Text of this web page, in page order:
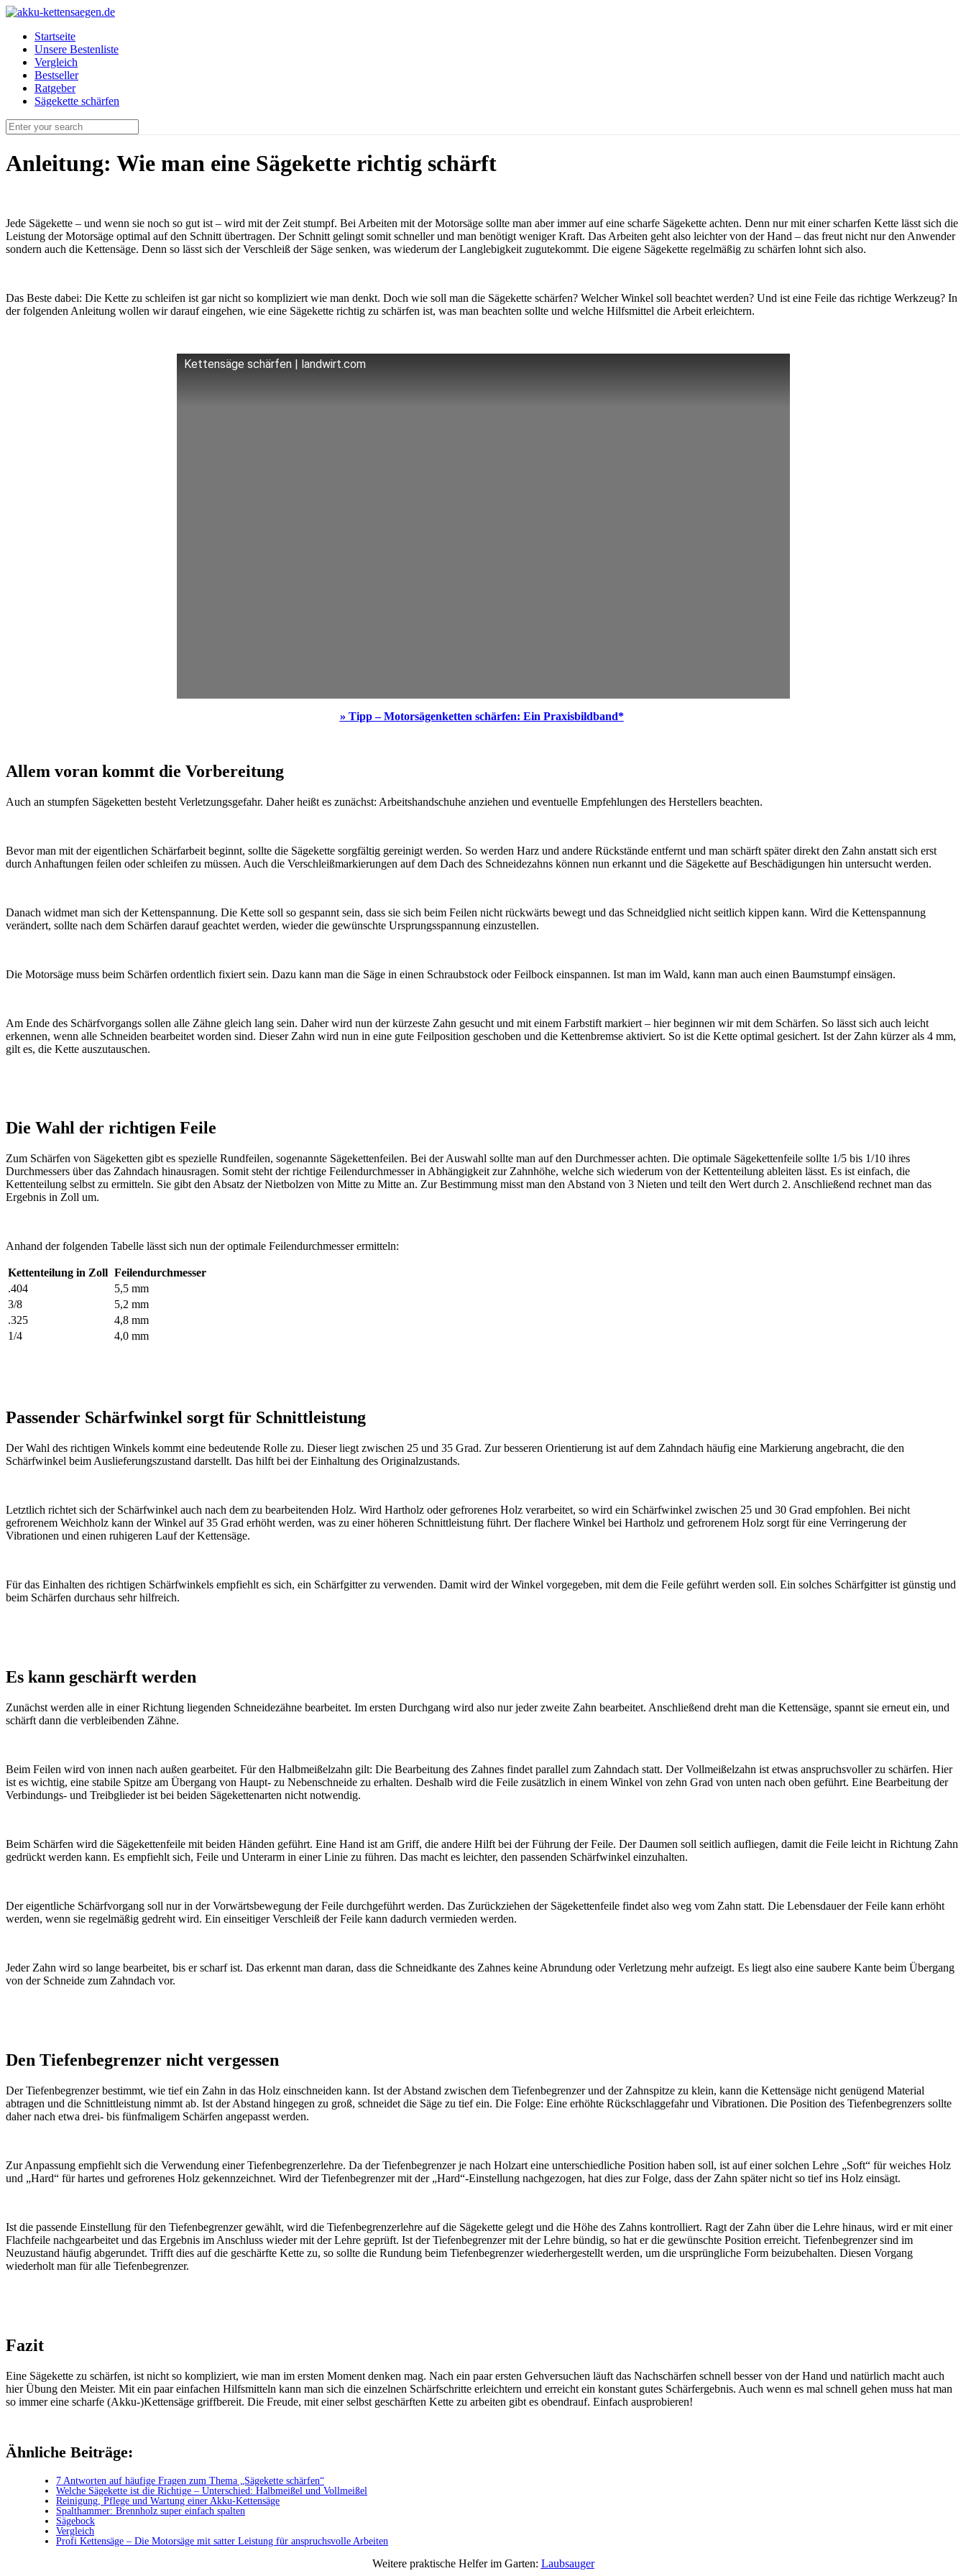
Startseite
Unsere Bestenliste
Vergleich
Bestseller
Ratgeber
Sägekette schärfen
Anleitung: Wie man eine Sägekette richtig schärft
Jede Sägekette – und wenn sie noch so gut ist – wird mit der Zeit stumpf. Bei Arbeiten mit der Motorsäge sollte man aber immer auf eine scharfe Sägekette achten. Denn nur mit einer scharfen Kette lässt sich die
Leistung der Motorsäge optimal auf den Schnitt übertragen. Der Schnitt gelingt somit schneller und man benötigt weniger Kraft. Das Arbeiten geht also leichter von der Hand – das freut nicht nur den Anwender
sondern auch die Kettensäge. Denn so lässt sich der Verschleiß der Säge senken, was wiederum der Langlebigkeit zugutekommt. Die eigene Sägekette regelmäßig zu schärfen lohnt sich also.
Das Beste dabei: Die Kette zu schleifen ist gar nicht so kompliziert wie man denkt. Doch wie soll man die Sägekette schärfen? Welcher Winkel soll beachtet werden? Und ist eine Feile das richtige Werkzeug? In
der folgenden Anleitung wollen wir darauf eingehen, wie eine Sägekette richtig zu schärfen ist, was man beachten sollte und welche Hilfsmittel die Arbeit erleichtern.
Kettensäge schärfen | landwirt.com
» Tipp – Motorsägenketten schärfen: Ein Praxisbildband*
Allem voran kommt die Vorbereitung
Auch an stumpfen Sägeketten besteht Verletzungsgefahr. Daher heißt es zunächst: Arbeitshandschuhe anziehen und eventuelle Empfehlungen des Herstellers beachten.
Bevor man mit der eigentlichen Schärfarbeit beginnt, sollte die Sägekette sorgfältig gereinigt werden. So werden Harz und andere Rückstände entfernt und man schärft später direkt den Zahn anstatt sich erst
durch Anhaftungen feilen oder schleifen zu müssen. Auch die Verschleißmarkierungen auf dem Dach des Schneidezahns können nun erkannt und die Sägekette auf Beschädigungen hin untersucht werden.
Danach widmet man sich der Kettenspannung. Die Kette soll so gespannt sein, dass sie sich beim Feilen nicht rückwärts bewegt und das Schneidglied nicht seitlich kippen kann. Wird die Kettenspannung
verändert, sollte nach dem Schärfen darauf geachtet werden, wieder die gewünschte Ursprungsspannung einzustellen.
Die Motorsäge muss beim Schärfen ordentlich fixiert sein. Dazu kann man die Säge in einen Schraubstock oder Feilbock einspannen. Ist man im Wald, kann man auch einen Baumstumpf einsägen.
Am Ende des Schärfvorgangs sollen alle Zähne gleich lang sein. Daher wird nun der kürzeste Zahn gesucht und mit einem Farbstift markiert – hier beginnen wir mit dem Schärfen. So lässt sich auch leicht
erkennen, wenn alle Schneiden bearbeitet worden sind. Dieser Zahn wird nun in eine gute Feilposition geschoben und die Kettenbremse aktiviert. So ist die Kette optimal gesichert. Ist der Zahn kürzer als 4 mm,
gilt es, die Kette auszutauschen.
Die Wahl der richtigen Feile
Zum Schärfen von Sägeketten gibt es spezielle Rundfeilen, sogenannte Sägekettenfeilen. Bei der Auswahl sollte man auf den Durchmesser achten. Die optimale Sägekettenfeile sollte 1/5 bis 1/10 ihres
Durchmessers über das Zahndach hinausragen. Somit steht der richtige Feilendurchmesser in Abhängigkeit zur Zahnhöhe, welche sich wiederum von der Kettenteilung ableiten lässt. Es ist einfach, die
Kettenteilung selbst zu ermitteln. Sie gibt den Absatz der Nietbolzen von Mitte zu Mitte an. Zur Bestimmung misst man den Abstand von 3 Nieten und teilt den Wert durch 2. Anschließend rechnet man das
Ergebnis in Zoll um.
Anhand der folgenden Tabelle lässt sich nun der optimale Feilendurchmesser ermitteln:
Kettenteilung in Zoll Feilendurchmesser
.404
5,5 mm
3/8
5,2 mm
.325
4,8 mm
1/4
4,0 mm
Passender Schärfwinkel sorgt für Schnittleistung
Der Wahl des richtigen Winkels kommt eine bedeutende Rolle zu. Dieser liegt zwischen 25 und 35 Grad. Zur besseren Orientierung ist auf dem Zahndach häufig eine Markierung angebracht, die den
Schärfwinkel beim Auslieferungszustand darstellt. Das hilft bei der Einhaltung des Originalzustands.
Letztlich richtet sich der Schärfwinkel auch nach dem zu bearbeitenden Holz. Wird Hartholz oder gefrorenes Holz verarbeitet, so wird ein Schärfwinkel zwischen 25 und 30 Grad empfohlen. Bei nicht
gefrorenem Weichholz kann der Winkel auf 35 Grad erhöht werden, was zu einer höheren Schnittleistung führt. Der flachere Winkel bei Hartholz und gefrorenem Holz sorgt für eine Verringerung der
Vibrationen und einen ruhigeren Lauf der Kettensäge.
Für das Einhalten des richtigen Schärfwinkels empfiehlt es sich, ein Schärfgitter zu verwenden. Damit wird der Winkel vorgegeben, mit dem die Feile geführt werden soll. Ein solches Schärfgitter ist günstig und
beim Schärfen durchaus sehr hilfreich.
Es kann geschärft werden
Zunächst werden alle in einer Richtung liegenden Schneidezähne bearbeitet. Im ersten Durchgang wird also nur jeder zweite Zahn bearbeitet. Anschließend dreht man die Kettensäge, spannt sie erneut ein, und
schärft dann die verbleibenden Zähne.
Beim Feilen wird von innen nach außen gearbeitet. Für den Halbmeißelzahn gilt: Die Bearbeitung des Zahnes findet parallel zum Zahndach statt. Der Vollmeißelzahn ist etwas anspruchsvoller zu schärfen. Hier
ist es wichtig, eine stabile Spitze am Übergang von Haupt- zu Nebenschneide zu erhalten. Deshalb wird die Feile zusätzlich in einem Winkel von zehn Grad von unten nach oben geführt. Eine Bearbeitung der
Verbindungs- und Treibglieder ist bei beiden Sägekettenarten nicht notwendig.
Beim Schärfen wird die Sägekettenfeile mit beiden Händen geführt. Eine Hand ist am Griff, die andere Hilft bei der Führung der Feile. Der Daumen soll seitlich aufliegen, damit die Feile leicht in Richtung Zahn
gedrückt werden kann. Es empfiehlt sich, Feile und Unterarm in einer Linie zu führen. Das macht es leichter, den passenden Schärfwinkel einzuhalten.
Der eigentliche Schärfvorgang soll nur in der Vorwärtsbewegung der Feile durchgeführt werden. Das Zurückziehen der Sägekettenfeile findet also weg vom Zahn statt. Die Lebensdauer der Feile kann erhöht
werden, wenn sie regelmäßig gedreht wird. Ein einseitiger Verschleiß der Feile kann dadurch vermieden werden.
Jeder Zahn wird so lange bearbeitet, bis er scharf ist. Das erkennt man daran, dass die Schneidkante des Zahnes keine Abrundung oder Verletzung mehr aufzeigt. Es liegt also eine saubere Kante beim Übergang
von der Schneide zum Zahndach vor.
Den Tiefenbegrenzer nicht vergessen
Der Tiefenbegrenzer bestimmt, wie tief ein Zahn in das Holz einschneiden kann. Ist der Abstand zwischen dem Tiefenbegrenzer und der Zahnspitze zu klein, kann die Kettensäge nicht genügend Material
abtragen und die Schnittleistung nimmt ab. Ist der Abstand hingegen zu groß, schneidet die Säge zu tief ein. Die Folge: Eine erhöhte Rückschlaggefahr und Vibrationen. Die Position des Tiefenbegrenzers sollte
daher nach etwa drei- bis fünfmaligem Schärfen angepasst werden.
Zur Anpassung empfiehlt sich die Verwendung einer Tiefenbegrenzerlehre. Da der Tiefenbegrenzer je nach Holzart eine unterschiedliche Position haben soll, ist auf einer solchen Lehre „Soft“ für weiches Holz
und „Hard“ für hartes und gefrorenes Holz gekennzeichnet. Wird der Tiefenbegrenzer mit der „Hard“-Einstellung nachgezogen, hat dies zur Folge, dass der Zahn später nicht so tief ins Holz einsägt.
Ist die passende Einstellung für den Tiefenbegrenzer gewählt, wird die Tiefenbegrenzerlehre auf die Sägekette gelegt und die Höhe des Zahns kontrolliert. Ragt der Zahn über die Lehre hinaus, wird er mit einer
Flachfeile nachgearbeitet und das Ergebnis im Anschluss wieder mit der Lehre geprüft. Ist der Tiefenbegrenzer mit der Lehre bündig, so hat er die gewünschte Position erreicht. Tiefenbegrenzer sind im
Neuzustand häufig abgerundet. Trifft dies auf die geschärfte Kette zu, so sollte die Rundung beim Tiefenbegrenzer wiederhergestellt werden, um die ursprüngliche Form beizubehalten. Diesen Vorgang
wiederholt man für alle Tiefenbegrenzer.
Fazit
Eine Sägekette zu schärfen, ist nicht so kompliziert, wie man im ersten Moment denken mag. Nach ein paar ersten Gehversuchen läuft das Nachschärfen schnell besser von der Hand und natürlich macht auch
hier Übung den Meister. Mit ein paar einfachen Hilfsmitteln kann man sich die einzelnen Schärfschritte erleichtern und erreicht ein konstant gutes Schärfergebnis. Auch wenn es mal schnell gehen muss hat man
so immer eine scharfe (Akku-)Kettensäge griffbereit. Die Freude, mit einer selbst geschärften Kette zu arbeiten gibt es obendrauf. Einfach ausprobieren!
Ähnliche Beiträge:
7 Antworten auf häufige Fragen zum Thema „Sägekette schärfen“
Welche Sägekette ist die Richtige – Unterschied: Halbmeißel und Vollmeißel
Reinigung, Pflege und Wartung einer Akku-Kettensäge
Spalthammer: Brennholz super einfach spalten
Sägebock
Vergleich
Profi Kettensäge – Die Motorsäge mit satter Leistung für anspruchsvolle Arbeiten
Weitere praktische Helfer im Garten: Laubsauger